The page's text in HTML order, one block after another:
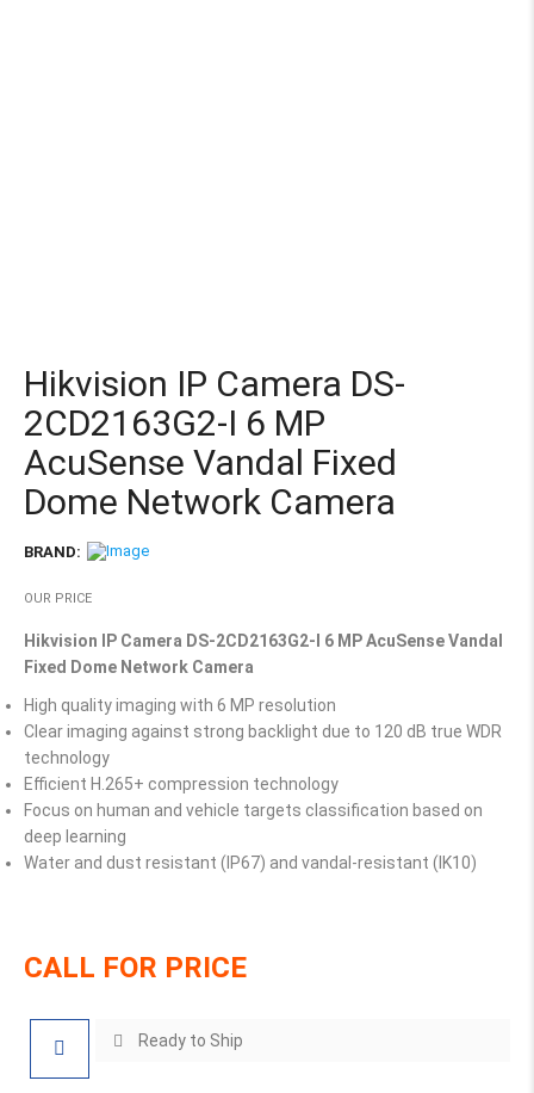
Hikvision IP Camera DS-
2CD2163G2-I 6 MP
AcuSense Vandal Fixed
Dome Network Camera
BRAND:
OUR PRICE
Hikvision IP Camera DS-2CD2163G2-I 6 MP AcuSense Vandal
Fixed Dome Network Camera
High quality imaging with 6 MP resolution
Clear imaging against strong backlight due to 120 dB true WDR
technology
Efficient H.265+ compression technology
Focus on human and vehicle targets classification based on
deep learning
Water and dust resistant (IP67) and vandal-resistant (IK10)
CALL FOR PRICE
Ready to Ship